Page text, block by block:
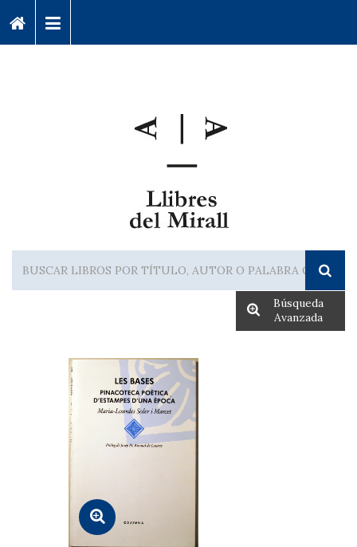
Búsqueda
Avanzada